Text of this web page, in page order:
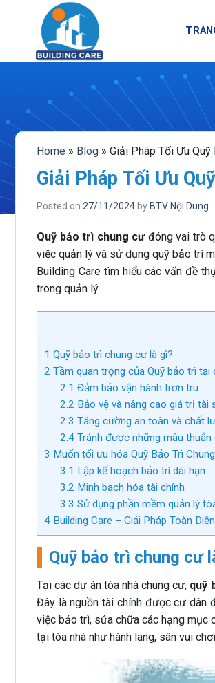
BUILDING CARE
Home » Blog » Giải Pháp Tối Ưu Quỹ
Giải Pháp Tối Ưu
Posted on 27/11/2024byBTV Nội Dung
Quỹ bảo trì chung cưđóng vai trò
việc quản lý và sử dụng quỹ bảo trì
Building Care tìm hiểu các vấn đề
trong quản lý.
1 Quỹ bảo trì chung cư là gì?
2 Tầm quan trọng của Quỹ bảo trì
2.1 Đảm bảo vận hành trơn tru
2.2 Bảo vệ và nâng cao giá trị tài
2.3 Tăng cường an toàn và chất
2.4Tránh được những mâu thuẫn
3 Muốn tối ưu hóa Quỹ Bảo Trì
3.1 Lập kế hoạch bảo trì dài hạn
3.2 Minh bạch hóa tài chính
3.3 Sử dụng phần mềm quản lý
4 Building Care – Giải Pháp Toàn
Quỹ bảo trì chung cư
Tại các dự án tòa nhà chung cư, quỹ
Đây là nguồn tài chính được cư dân
việc bảo trì, sửa chữa các hạng mục
tại tòa nhà như hành lang, sân vui